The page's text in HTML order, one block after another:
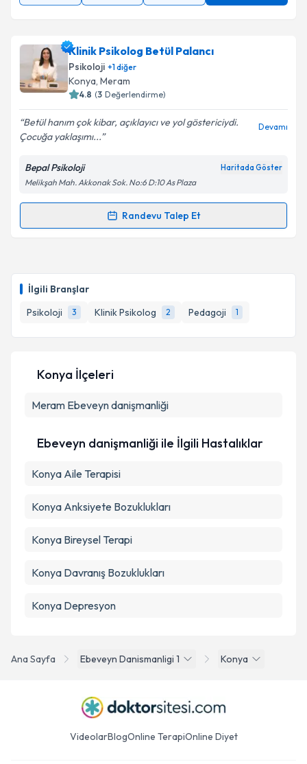
İlgili Branşlar
Psikoloji
3 Klinik Psikolog 2 Pedagoji 1
Klinik Psikolog Betül Palancı
Psikoloji +1diğer
Konya, Meram
4.8 (3 Değerlendirme)
Betül hanım çok kibar, açıklayıcı ve yol göstericiydi.
Çocuğa yaklaşımı...
Devamı
Bepal Psikoloji Haritada Göster
Melikşah Mah. Akkonak Sok. No:6 D:10 As Plaza
Randevu Talep Et
Randevu Takvimi Talebi
için bir takvim hazırlandığında e-posta ile
bilgilendireceğiz.
E-posta Adresiniz
Kişisel verilerimin işlenmesine ilişkin
Takvim Talebini Gönder
Ana Sayfa Ebeveyn Danismanligi 1 Konya
Konya İlçeleri
Meram Ebeveyn danişmanliği
Ebeveyn danişmanliği ile İlgili Hastalıklar
Konya Aile Terapisi
Konya Anksiyete Bozuklukları
Konya Bireysel Terapi
Konya Davranış Bozuklukları
Konya Depresyon
VideolarBlogOnline TerapiOnline Diyet